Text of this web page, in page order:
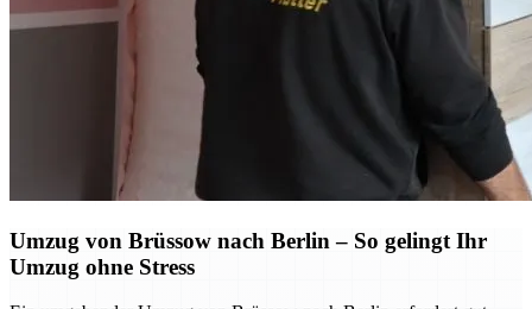
Umzug von Brüssow nach Berlin – So gelingt Ihr
Umzug ohne Stress